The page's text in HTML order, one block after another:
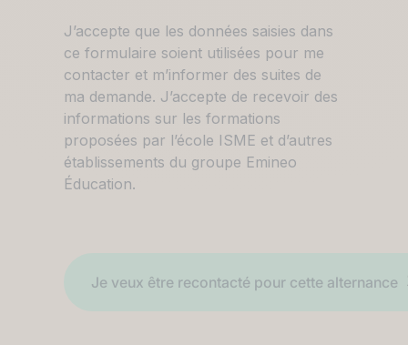
RGPD
J’accepte que les données saisies dans
ce formulaire soient utilisées pour me
contacter et m’informer des suites de
ma demande. J’accepte de recevoir des
informations sur les formations
proposées par l’école ISME et d’autres
établissements du groupe Emineo
Éducation.